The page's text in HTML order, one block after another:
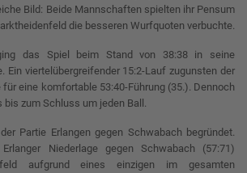
Bild: Beide Mannschaften spielten ihr Pensum
die besseren Wurfquoten verbuchte.
das Spiel beim Stand von 38:38 in seine
Ein viertelübergreifender 15:2-Lauf zugunsten der
eine komfortable 53:40-Führung (35.). Dennoch
bis zum Schluss um jeden Ball.
Partie Erlangen gegen Schwabach begründet.
Niederlage gegen Schwabach (57:71)
aufgrund eines einzigen im gesamten